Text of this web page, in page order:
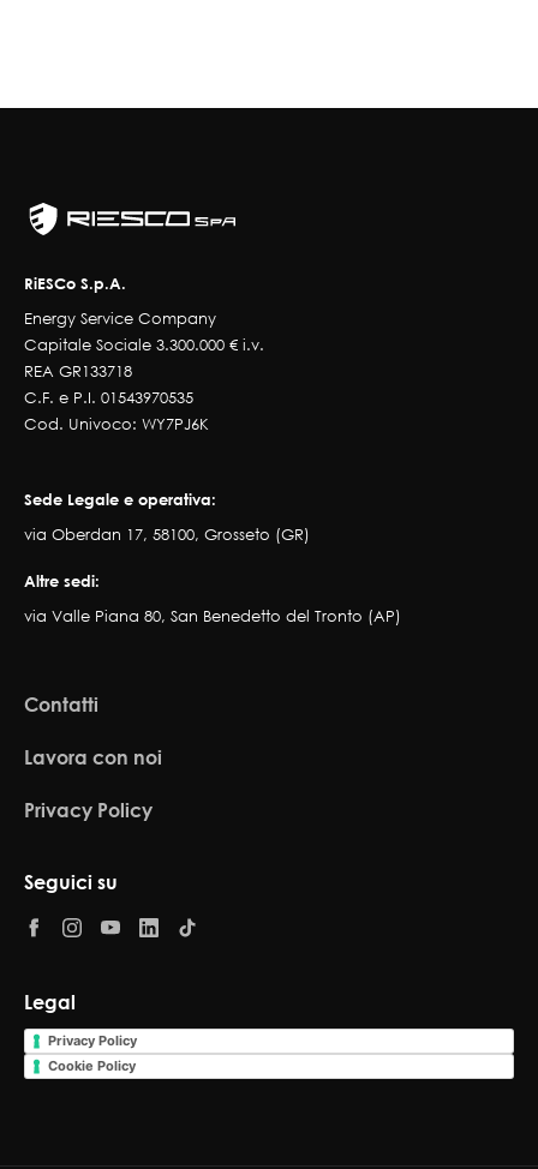
RiESCo S.p.A.
Energy Service Company
Capitale Sociale 3.300.000 € i.v.
REA GR133718
C.F. e P.I. 01543970535
Cod. Univoco: WY7PJ6K
Sede Legale e operativa:
via Oberdan 17, 58100, Grosseto (GR)
Altre sedi:
via Valle Piana 80, San Benedetto del Tronto (AP)
Contatti
Lavora con noi
Privacy Policy
Seguici su
Legal
Privacy Policy
Cookie Policy